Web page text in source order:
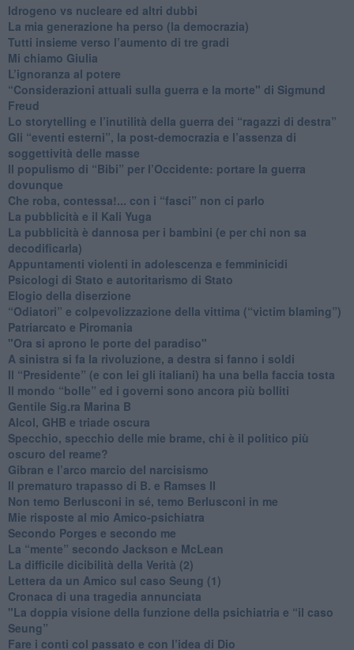
​Idrogeno vs nucleare ed altri dubbi
​La mia generazione ha perso (la democrazia)
​Tutti insieme verso l’aumento di tre gradi
Mi chiamo Giulia
L’ignoranza al potere
​“Considerazioni attuali sulla guerra e la morte" di Sigmund
Freud
​Lo storytelling e l’inutilità della guerra dei “ragazzi di destra”
​Gli “eventi esterni”, la post-democrazia e l’assenza di
soggettività delle masse
​Il populismo di “Bibi” per l’Occidente: portare la guerra
dovunque
​Che roba, contessa!... con i “fasci” non ci parlo
La pubblicità e il Kali Yuga
​La pubblicità è dannosa per i bambini (e per chi non sa
decodificarla)
​Appuntamenti violenti in adolescenza e femminicidi
​Psicologi di Stato e autoritarismo di Stato
Elogio della diserzione
“Odiatori” e colpevolizzazione della vittima (“victim blaming”)
​Patriarcato e Piromania
"Ora si aprono le porte del paradiso"
​A sinistra si fa la rivoluzione, a destra si fanno i soldi
​Il “Presidente” (e con lei gli italiani) ha una bella faccia tosta
​Il mondo “bolle” ed i governi sono ancora più bolliti
​Gentile Sig.ra Marina B
​Alcol, GHB e triade oscura
​Specchio, specchio delle mie brame, chi è il politico più
oscuro del reame?
​Gibran e l’arco marcio del narcisismo
​Il prematuro trapasso di B. e Ramses II
​Non temo Berlusconi in sé, temo Berlusconi in me
​Mie risposte al mio Amico-psichiatra
​Secondo Porges e secondo me
​La “mente” secondo Jackson e McLean
La difficile dicibilità della Verità (2)
​Lettera da un Amico sul caso Seung (1)
​Cronaca di una tragedia annunciata
"​La doppia visione della funzione della psichiatria e “il caso
Seung”
​Fare i conti col passato e con l’idea di Dio